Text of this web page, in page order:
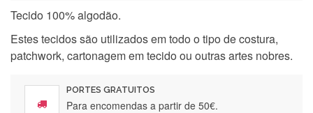
Tecido 100% algodão.
Estes tecidos são utilizados em todo o tipo de costura,
patchwork, cartonagem em tecido ou outras artes nobres.
PORTES GRATUITOS
Para encomendas a partir de 50€.